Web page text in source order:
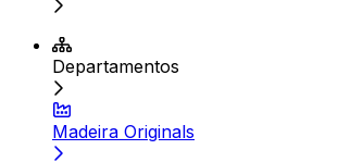
Departamentos
Madeira Originals